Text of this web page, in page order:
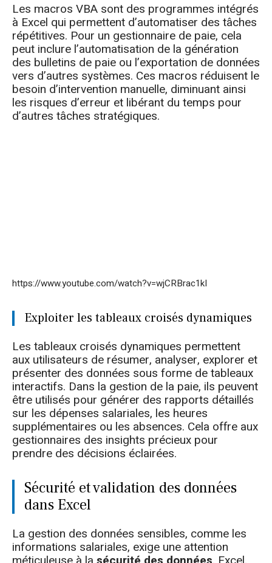
Les macros VBA sont des programmes intégrés
à Excel qui permettent d’automatiser des tâches
répétitives. Pour un gestionnaire de paie, cela
peut inclure l’automatisation de la génération
des bulletins de paie ou l’exportation de données
vers d’autres systèmes. Ces macros réduisent le
besoin d’intervention manuelle, diminuant ainsi
les risques d’erreur et libérant du temps pour
d’autres tâches stratégiques.
https://www.youtube.com/watch?v=wjCRBrac1kI
Exploiter les tableaux croisés dynamiques
Les tableaux croisés dynamiques permettent
aux utilisateurs de résumer, analyser, explorer et
présenter des données sous forme de tableaux
interactifs. Dans la gestion de la paie, ils peuvent
être utilisés pour générer des rapports détaillés
sur les dépenses salariales, les heures
supplémentaires ou les absences. Cela offre aux
gestionnaires des insights précieux pour
prendre des décisions éclairées.
Sécurité et validation des données
dans Excel
La gestion des données sensibles, comme les
informations salariales, exige une attention